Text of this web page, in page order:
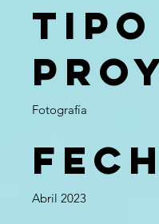
Tipo
Fotografía
Abril 2023